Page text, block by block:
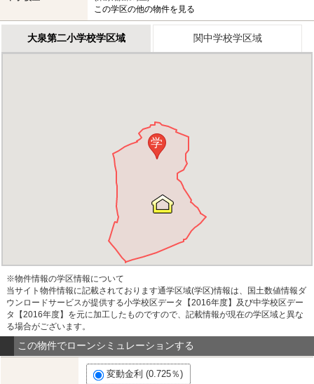
この学区の他の物件を見る
大泉第二小学校学区域 関中学校学区域
学
※物件情報の学区情報について
当サイト物件情報に記載されております通学区域(学区)情報は、国土数値情報ダ
ウンロードサービスが提供する小学校区データ【2016年度】及び中学校区デー
タ【2016年度】を元に加工したものですので、記載情報が現在の学区域と異な
る場合がございます。
この物件でローンシミュレーションする
変動金利 (0.725％)